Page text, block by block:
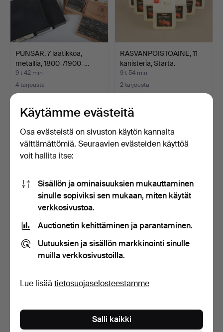
PUNSAR, 7 laatikkoa,
metallia, 1800-/1900-…
9 t 42 min
4 tarjousta
211 USD
RASVANPOISTOAINE, 11
kanisteria, Starta.
9 t 54 min
2 tarjousta
37 USD
KORI.
10 tuntia
DALAHEVONEN, suuri
malli, 1900-luvun alkup…
10 tuntia
8 tarjousta
Käytämme evästeitä
Osa evästeistä on sivuston käytön kannalta
välttämättömiä. Seuraavien evästeiden käyttöä
voit hallita itse:
Sisällön ja ominaisuuksien mukauttaminen
sinulle sopiviksi sen mukaan, miten käytät
verkkosivustoa.
Auctionetin kehittäminen ja parantaminen.
Uutuuksien ja sisällön markkinointi sinulle
muilla verkkosivustoilla.
Lue lisää tietosuojaselosteestamme
Salli kaikki